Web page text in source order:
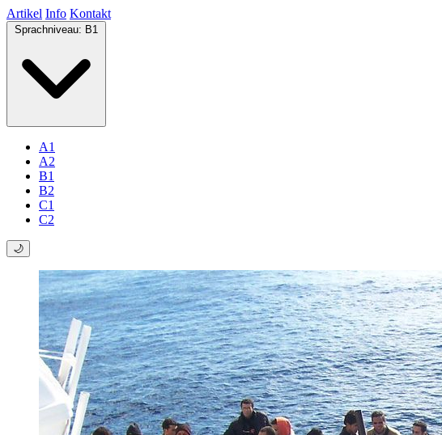
Artikel Info Kontakt
Sprachniveau: B1
A1
A2
B1
B2
C1
C2
🌙